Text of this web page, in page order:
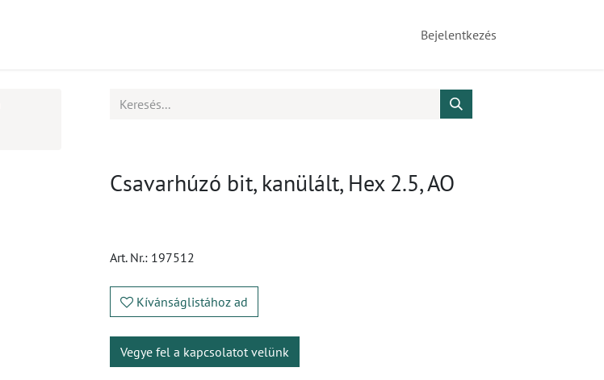
Bejelentkezés
Csavarhúzó bit, kanülált, Hex 2.5, AO
Art. Nr.: 197512
Kívánságlistához ad
Vegye fel a kapcsolatot velünk